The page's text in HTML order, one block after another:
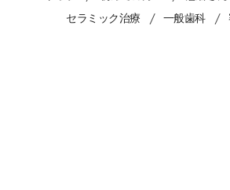
セラミック治療
一般歯科